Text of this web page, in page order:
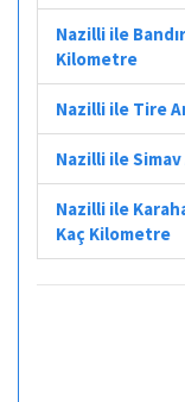
Nazilli ile
Kilometre
Nazilli ile Tire
Nazilli ile
Nazilli ile
Kaç Kilometre